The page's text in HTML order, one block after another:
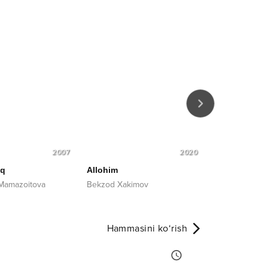
Bekzod Xakimov
Hammasini ko‘rish